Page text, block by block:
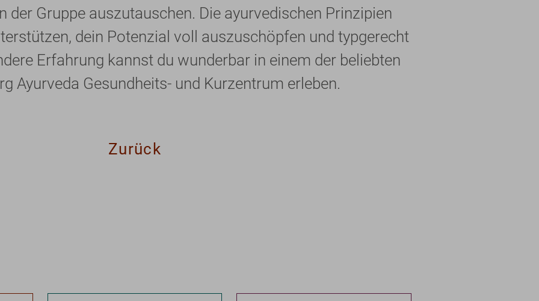
der Gruppe auszutauschen. Die ayurvedischen Prinzipien
dein Potenzial voll auszuschöpfen und typgerecht
Erfahrung kannst du wunderbar in einem der beliebten
Ayurveda Gesundheits- und Kurzentrum erleben.
Zurück